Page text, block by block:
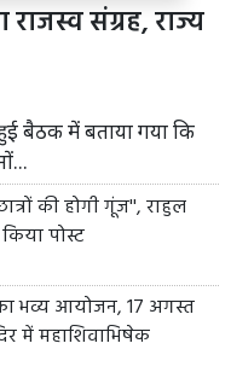
संग्रह, राज्य
हुई बैठक में बताया गया कि
की होगी गूंज'', राहुल
पोस्ट
का भव्य आयोजन, 17 अगस्त
में महाशिवाभिषेक